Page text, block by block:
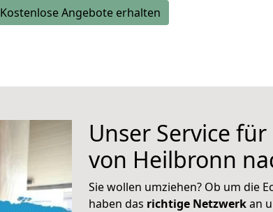
Kostenlose Angebote erhalten
Unser Service
von Heilbronn
Sie wollen umziehen? Ob um die
haben das richtige Netzwerkan